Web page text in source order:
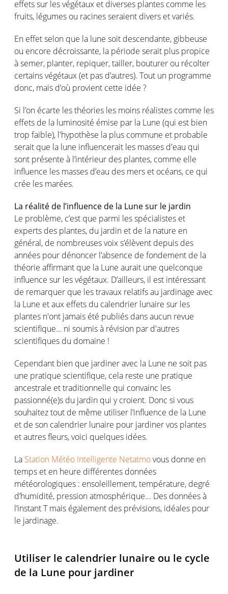
effets sur les végétaux et diverses plantes comme les
fruits, légumes ou racines seraient divers et variés.
En effet selon que la lune soit descendante, gibbeuse
ou encore décroissante, la période serait plus propice
à semer, planter, repiquer, tailler, bouturer ou récolter
certains végétaux (et pas d’autres). Tout un programme
donc, mais d’où provient cette idée ?
Si l’on écarte les théories les moins réalistes comme les
effets de la luminosité émise par la Lune (qui est bien
trop faible), l'hypothèse la plus commune et probable
serait que la lune influencerait les masses d'eau qui
sont présente à l’intérieur des plantes, comme elle
influence les masses d’eau des mers et océans, ce qui
crée les marées.
La réalité de l’influence de la Lune sur le jardin
Le problème, c’est que parmi les spécialistes et
experts des plantes, du jardin et de la nature en
général, de nombreuses voix s’élèvent depuis des
années pour dénoncer l’absence de fondement de la
théorie affirmant que la Lune aurait une quelconque
influence sur les végétaux. D’ailleurs, il est intéressant
de remarquer que les travaux relatifs au jardinage avec
la Lune et aux effets du calendrier lunaire sur les
plantes n'ont jamais été publiés dans aucun revue
scientifique… ni soumis à révision par d'autres
scientifiques du domaine !
Cependant bien que jardiner avec la Lune ne soit pas
une pratique scientifique, cela reste une pratique
ancestrale et traditionnelle qui convainc les
passionné(e)s du jardin qui y croient. Donc si vous
souhaitez tout de même utiliser l’influence de la Lune
et de son calendrier lunaire pour jardiner vos plantes
et autres fleurs, voici quelques idées.
La Station Météo Intelligente Netatmovous donne en
temps et en heure différentes données
météorologiques : ensoleillement, température, degré
d’humidité, pression atmosphérique... Des données à
l’instant T mais également des prévisions, idéales pour
le jardinage.
Utiliser le calendrier lunaire ou le cycle
de la Lune pour jardiner